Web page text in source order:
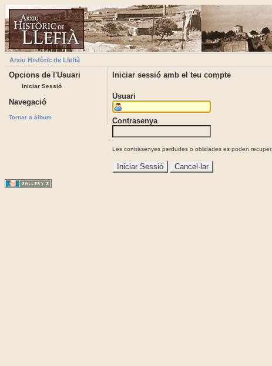
Arxiu Històric de Llefià
Opcions de l'Usuari
Iniciar Sessió
Navegació
Tornar a àlbum
Iniciar sessió amb el teu compte
Usuari
Contrasenya
Les contrasenyes perdudes o oblidades es poden